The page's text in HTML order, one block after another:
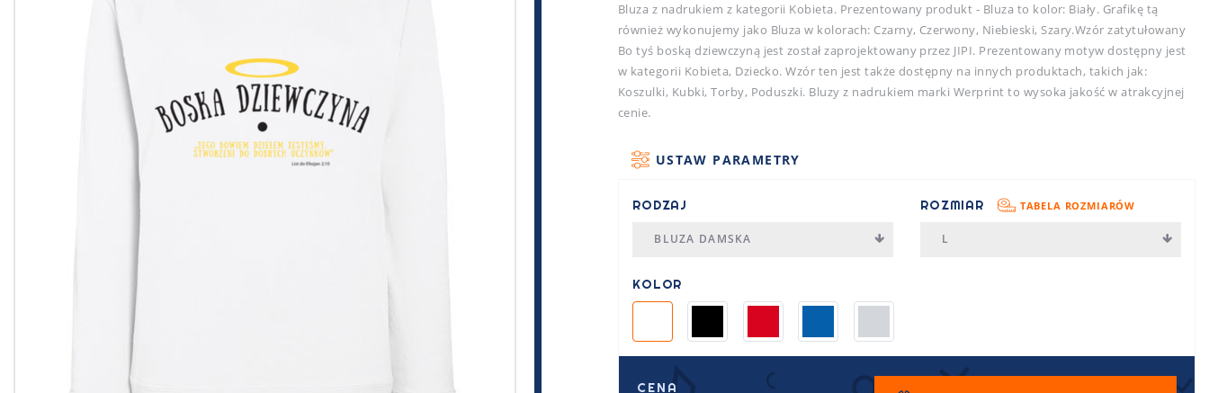
Bluza z nadrukiem z kategorii Kobieta. Prezentowany produkt - Bluza to kolor: Biały. Grafikę tą
również wykonujemy jako Bluza w kolorach: Czarny, Czerwony, Niebieski, Szary.Wzór zatytułowany
Bo tyś boską dziewczyną jest został zaprojektowany przez JIPI. Prezentowany motyw dostępny jest
w kategorii Kobieta, Dziecko. Wzór ten jest także dostępny na innych produktach, takich jak:
Koszulki, Kubki, Torby, Poduszki. Bluzy z nadrukiem marki Werprint to wysoka jakość w atrakcyjnej
cenie.
USTAW PARAMETRY
RODZAJ
BLUZA DAMSKA
ROZMIAR TABELA ROZMIARÓW
L
KOLOR
CENA